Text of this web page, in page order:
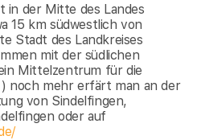
in der Mitte des Landes
15 km südwestlich von
Stadt des Landkreises
mit der südlichen
Mittelzentrum für die
) noch mehr erfärt man an der
von Sindelfingen,
oder auf